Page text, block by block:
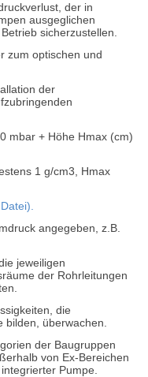
der in
ausgeglichen
sicherzustellen.
zum optischen und
der
mbar + Höhe Hmax (cm)
1 g/cm3, Hmax
angegeben, z.B.
jeweiligen
der Rohrleitungen
die
überwachen.
der Baugruppen
von Ex-Bereichen
Pumpe.